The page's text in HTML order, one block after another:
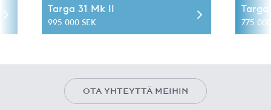
Targa 31 Mk II
995 000 SEK 775
OTA YHTEYTTÄ MEIHIN